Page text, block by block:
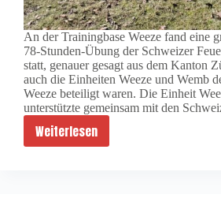
An der Trainingbase Weeze fand eine
78-Stunden-Übung der Schweizer
statt, genauer gesagt aus dem Kanton
auch die Einheiten Weeze und Wemb
Weeze beteiligt waren. Die Einheit
unterstützte gemeinsam mit den
Weiterlesen
Gemeinsame